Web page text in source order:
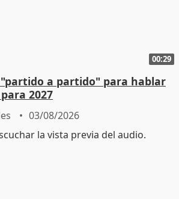
00:29
a partido" para hablar
2027
03/08/2026